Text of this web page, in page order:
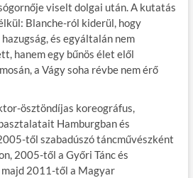
viselt dolgai után. A kutatás
Blanche-ról kiderül, hogy
és egyáltalán nem
hanem egy bűnös élet elől
a Vágy soha révbe nem érő
ösztöndíjas koreográfus,
Hamburgban és
től szabadúszó táncművészként
2005-től a Győri Tánc és
2011-től a Magyar